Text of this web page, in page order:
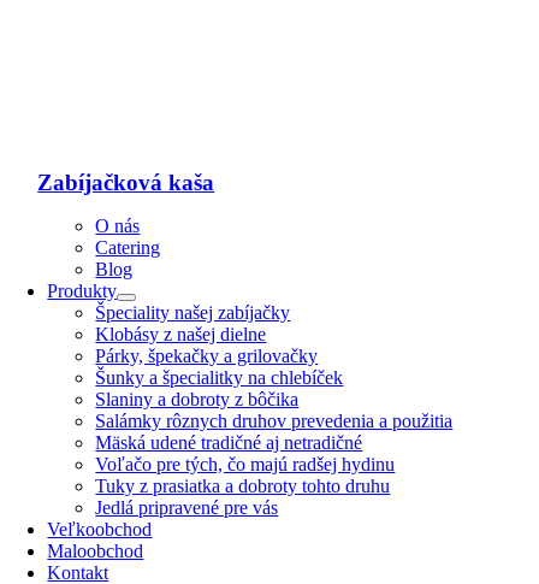
Zabíjačková kaša
O nás
Catering
Blog
Produkty
Špeciality našej zabíjačky
Klobásy z našej dielne
Párky, špekačky a grilovačky
Šunky a špecialitky na chlebíček
Slaniny a dobroty z bôčika
Salámky rôznych druhov prevedenia a použitia
Mäská udené tradičné aj netradičné
Voľačo pre tých, čo majú radšej hydinu
Tuky z prasiatka a dobroty tohto druhu
Jedlá pripravené pre vás
Veľkoobchod
Maloobchod
Kontakt